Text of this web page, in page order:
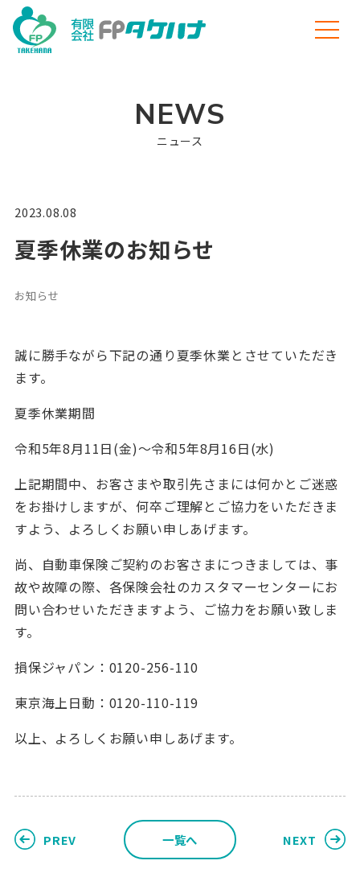
NEWS
ニュース
2023.08.08
夏季休業のお知らせ
お知らせ
誠に勝手ながら下記の通り夏季休業とさせていただき
ます。
夏季休業期間
令和5年8月11日(金)～令和5年8月16日(水)
上記期間中、お客さまや取引先さまには何かとご迷惑
をお掛けしますが、何卒ご理解とご協力をいただきま
すよう、よろしくお願い申しあげます。
尚、自動車保険ご契約のお客さまにつきましては、事
故や故障の際、各保険会社のカスタマーセンターにお
問い合わせいただきますよう、ご協力をお願い致しま
す。
損保ジャパン：0120-256-110
東京海上日動：0120-110-119
以上、よろしくお願い申しあげます。
PREV 一覧へ NEXT